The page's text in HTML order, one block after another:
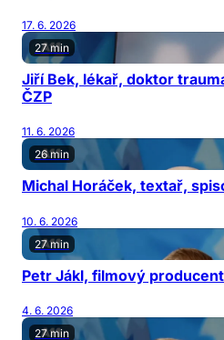
17. 6. 2026
27 min
Jiří Bek, lékař, doktor
ČZP
11. 6. 2026
26 min
Michal Horáček, textař,
10. 6. 2026
27 min
Petr Jákl, filmový
4. 6. 2026
27 min